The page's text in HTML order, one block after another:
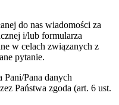
do nas wiadomości za
i/lub formularza
w celach związanych z
pytanie.
Pani/Pana danych
Państwa zgoda (art. 6 ust.